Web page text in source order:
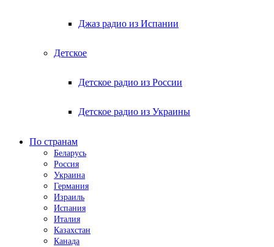
Джаз радио из Испании
Детское
Детское радио из России
Детское радио из Украины
По странам
Беларусь
Россия
Украина
Германия
Израиль
Испания
Италия
Казахстан
Канада